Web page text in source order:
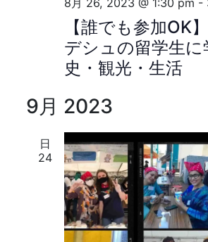
【誰でも参加OK
デシュの留学生に
史・観光・生活
9月 2023
日
24